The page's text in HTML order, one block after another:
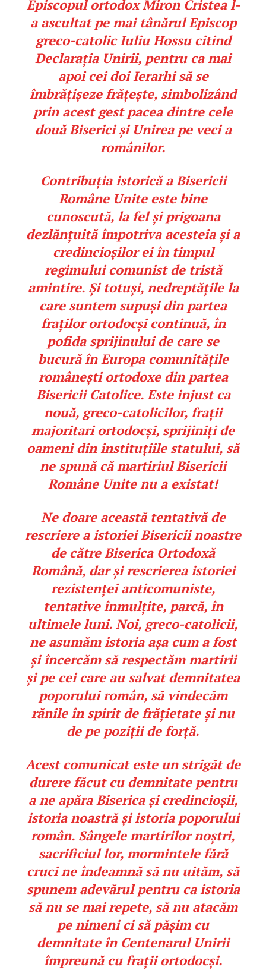
Episcopul ortodox Miron Cristea l-
a ascultat pe mai tânărul Episcop
greco-catolic Iuliu Hossu citind
Declarația Unirii, pentru ca mai
apoi cei doi Ierarhi să se
îmbrățișeze frățește, simbolizând
prin acest gest pacea dintre cele
două Biserici și Unirea pe veci a
românilor.
Contribuția istorică a Bisericii
Române Unite este bine
cunoscută, la fel și prigoana
dezlănțuită împotriva acesteia și a
credincioșilor ei în timpul
regimului comunist de tristă
amintire. Și totuși, nedreptățile la
care suntem supuși din partea
fraților ortodocși continuă, în
pofida sprijinului de care se
bucură în Europa comunitățile
românești ortodoxe din partea
Bisericii Catolice. Este injust ca
nouă, greco-catolicilor, frații
majoritari ortodocși, sprijiniți de
oameni din instituțiile statului, să
ne spună că martiriul Bisericii
Române Unite nu a existat!
Ne doare această tentativă de
rescriere a istoriei Bisericii noastre
de către Biserica Ortodoxă
Română, dar și rescrierea istoriei
rezistenței anticomuniste,
tentative înmulțite, parcă, în
ultimele luni. Noi, greco-catolicii,
ne asumăm istoria așa cum a fost
și încercăm să respectăm martirii
și pe cei care au salvat demnitatea
poporului român, să vindecăm
rănile în spirit de frățietate și nu
de pe poziții de forță.
Acest comunicat este un strigăt de
durere făcut cu demnitate pentru
a ne apăra Biserica și credincioșii,
istoria noastră și istoria poporului
român. Sângele martirilor noștri,
sacrificiul lor, mormintele fără
cruci ne îndeamnă să nu uităm, să
spunem adevărul pentru ca istoria
să nu se mai repete, să nu atacăm
pe nimeni ci să pășim cu
demnitate în Centenarul Unirii
împreună cu frații ortodocși.